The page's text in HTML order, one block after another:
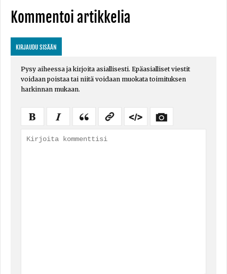
Kommentoi artikkelia
KIRJAUDU SISÄÄN
Pysy aiheessa ja kirjoita asiallisesti. Epäasialliset viestit
voidaan poistaa tai niitä voidaan muokata toimituksen
harkinnan mukaan.